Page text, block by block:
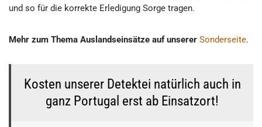
und so für die korrekte Erledigung Sorge tragen.
Mehr zum Thema Auslandseinsätze auf unserer Sonderseite.
Kosten unserer Detektei natürlich auch in
ganz Portugal erst ab Einsatzort!